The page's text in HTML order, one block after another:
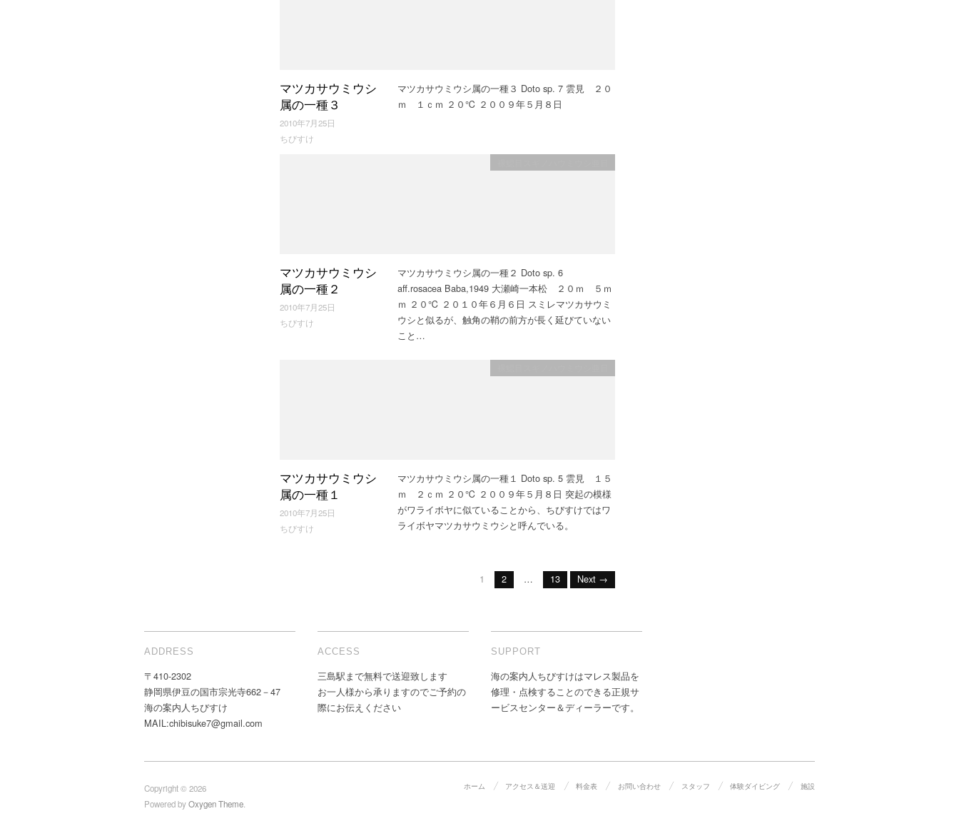
マツカサウミウシ
属の一種３
2010年7月25日
ちびすけ
マツカサウミウシ属の一種３ Doto sp. 7 雲見 ２０
ｍ １ｃｍ ２０℃ ２００９年５月８日
マツカサウミウシ
属の一種２
2010年7月25日
ちびすけ
マツカサウミウシ属の一種２ Doto sp. 6
aff.rosacea Baba,1949 大瀬崎一本松 ２０ｍ ５ｍ
ｍ ２０℃ ２０１０年６月６日 スミレマツカサウミ
ウシと似るが、触角の鞘の前方が長く延びていない
こと…
マツカサウミウシ
属の一種１
2010年7月25日
ちびすけ
マツカサウミウシ属の一種１ Doto sp. 5 雲見 １５
ｍ ２ｃｍ ２０℃ ２００９年５月８日 突起の模様
がワライボヤに似ていることから、ちびすけではワ
ライボヤマツカサウミウシと呼んでいる。
1 2 … 13 Next →
ADDRESS
〒410-2302
静岡県伊豆の国市宗光寺662－47
海の案内人ちびすけ
MAIL:chibisuke7@gmail.com
ACCESS
三島駅まで無料で送迎致します
お一人様から承りますのでご予約の
際にお伝えください
SUPPORT
海の案内人ちびすけはマレス製品を
修理・点検することのできる正規サ
ービスセンター＆ディーラーです。
Copyright © 2026
Powered byOxygen Theme.
ホーム アクセス＆送迎 料金表 お問い合わせ スタッフ 体験ダイビング 施設